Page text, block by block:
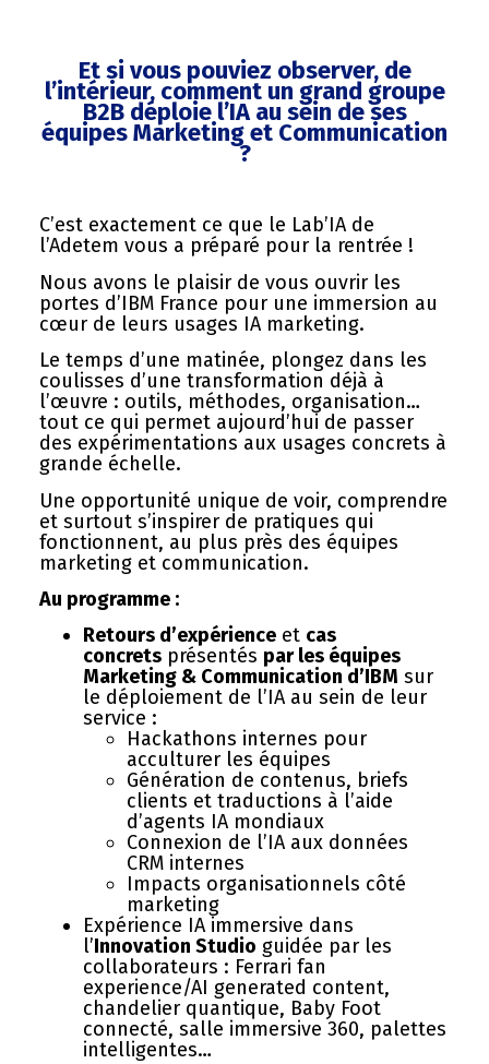
Et si vous pouviez observer, de
l’intérieur, comment un grand groupe
B2B déploie l’IA au sein de ses
équipes Marketing et Communication
?
C’est exactement ce que le Lab’IA de
l’Adetem vous a préparé pour la rentrée !
Nous avons le plaisir de vous ouvrir les
portes d’IBM France pour une immersion au
cœur de leurs usages IA marketing.
Le temps d’une matinée, plongez dans les
coulisses d’une transformation déjà à
l’œuvre : outils, méthodes, organisation…
tout ce qui permet aujourd’hui de passer
des expérimentations aux usages concrets à
grande échelle.
Une opportunité unique de voir, comprendre
et surtout s’inspirer de pratiques qui
fonctionnent, au plus près des équipes
marketing et communication.
Au programme :
Retours d’expérience et cas
concrets présentés par les équipes
Marketing & Communication d’IBM sur
le déploiement de l’IA au sein de leur
service :
Hackathons internes pour
acculturer les équipes
Génération de contenus, briefs
clients et traductions à l’aide
d’agents IA mondiaux
Connexion de l’IA aux données
CRM internes
Impacts organisationnels côté
marketing
Expérience IA immersive dans
l’Innovation Studio guidée par les
collaborateurs : Ferrari fan
experience/AI generated content,
chandelier quantique, Baby Foot
connecté, salle immersive 360, palettes
intelligentes…